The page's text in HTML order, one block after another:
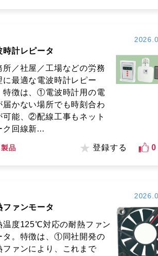
時計レピータ
所／社屋／工場などの労務
に最適な電波時計レピー
特徴は、①電波時計用の電
届かない場所でも時刻合わ
可能、②配線工事もネット
ク回線新...
品 登録する 0
ファンモータ
温度125℃対応の耐熱ファン
タ。特徴は、①同社開発の
ファンにより、これまで